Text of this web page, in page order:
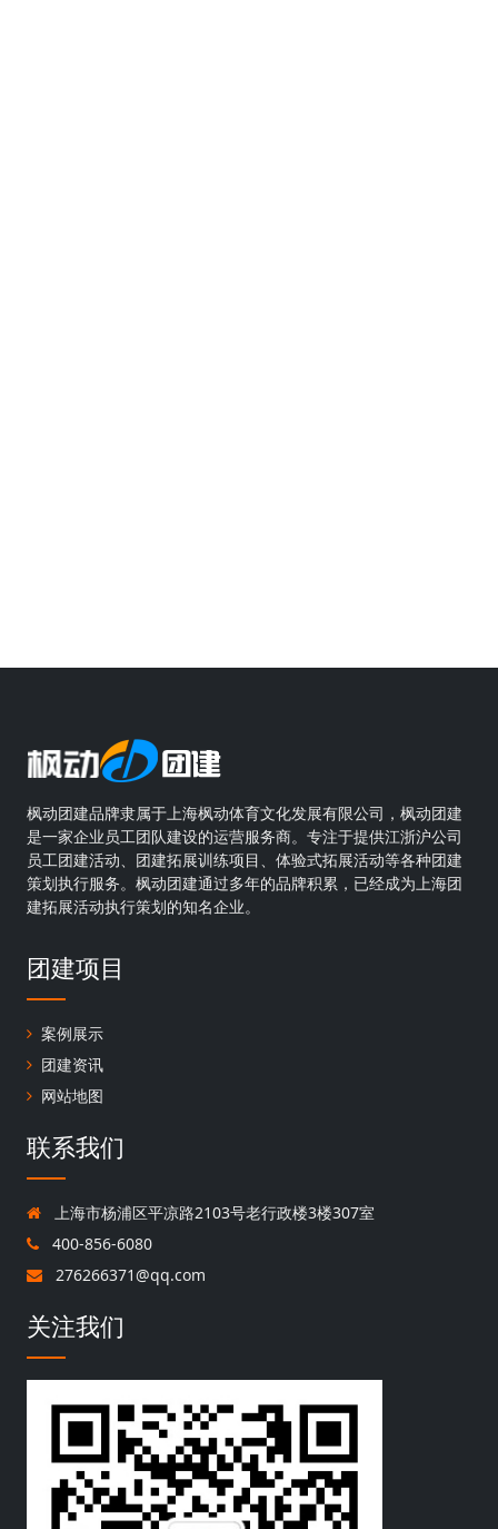
枫动团建品牌隶属于上海枫动体育文化发展有限公司，枫动团建
是一家企业员工团队建设的运营服务商。专注于提供江浙沪公司
员工团建活动、团建拓展训练项目、体验式拓展活动等各种团建
策划执行服务。枫动团建通过多年的品牌积累，已经成为上海团
建拓展活动执行策划的知名企业。
团建项目
案例展示
团建资讯
网站地图
联系我们
上海市杨浦区平凉路2103号老行政楼3楼307室
400-856-6080
276266371@qq.com
关注我们